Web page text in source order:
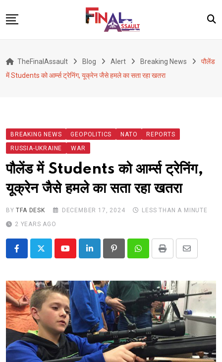
to
War
Alert
Classified
About Us
TheFinalAssault Blog Alert Breaking News
पौलेंड
में Students को आर्म्स ट्रेनिंग, यूक्रेन जैसे हमले का सता रहा खतरा
BREAKING NEWS GEOPOLITICS NATO
REPORTS
RUSSIA-UKRAINE
WAR
पौलेंड में Students को आर्म्स ट्रेनिंग,
यूक्रेन जैसे हमले का सता रहा खतरा
BYTFA DESK DECEMBER 17, 2024
LESS THAN A MINUTE
2 YEARS AGO
YoutubeLinkedIn PinterestWhatsappPrint
Share
Email